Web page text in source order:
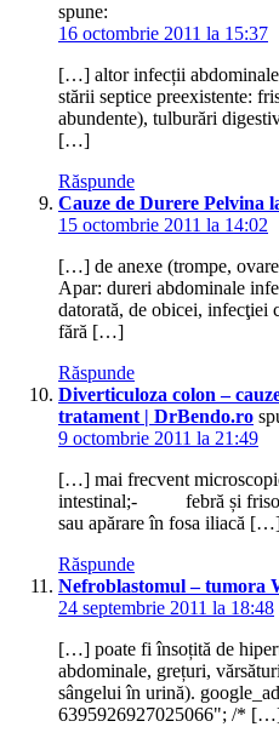
spune:
16 octombrie 2011 la 15:37
[…] altor infecții
stării septice preexistente:
abundente), tulburări
[…]
Răspunde
Cauze de Durere Pelvina
15 octombrie 2011 la 14:02
[…] de anexe (trompe,
Apar: dureri abdominale
datorată, de obicei, infecţiei
fără […]
Răspunde
Diverticuloza colon –
tratament | DrBendo.ro
9 octombrie 2011 la 21:49
[…] mai frecvent
intestinal;- febră și
sau apărare în fosa iliacă
Răspunde
Nefroblastomul – tumora
24 septembrie 2011 la 18:48
[…] poate fi însoțită de
abdominale, grețuri,
sângelui în urină).
6395926927025066"; /*